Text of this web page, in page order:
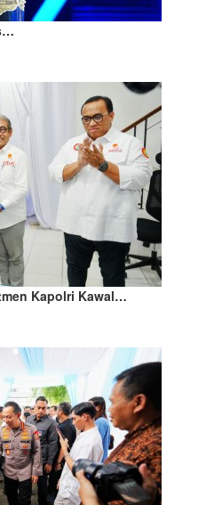
Kapolri Kawal…